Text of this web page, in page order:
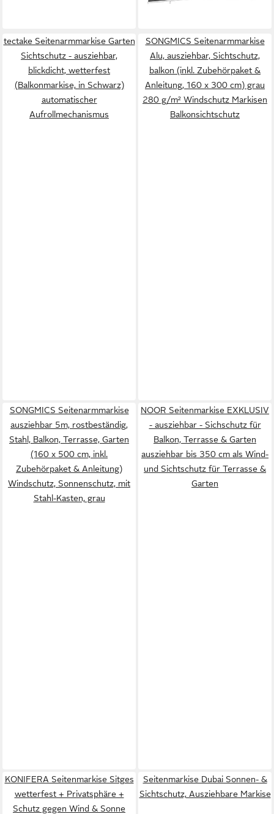
tectake Seitenarmmarkise Garten
Sichtschutz - ausziehbar,
blickdicht, wetterfest
(Balkonmarkise, in Schwarz)
automatischer
Aufrollmechanismus
SONGMICS Seitenarmmarkise
Alu, ausziehbar, Sichtschutz,
balkon (inkl. Zubehörpaket &
Anleitung, 160 x 300 cm) grau
280 g/m² Windschutz Markisen
Balkonsichtschutz
SONGMICS Seitenarmmarkise
ausziehbar 5m, rostbeständig,
Stahl, Balkon, Terrasse, Garten
(160 x 500 cm, inkl.
Zubehörpaket & Anleitung)
Windschutz, Sonnenschutz, mit
Stahl-Kasten, grau
NOOR Seitenmarkise EXKLUSIV
- ausziehbar - Sichschutz für
Balkon, Terrasse & Garten
ausziehbar bis 350 cm als Wind-
und Sichtschutz für Terrasse &
Garten
KONIFERA Seitenmarkise Sitges
wetterfest + Privatsphäre +
Schutz gegen Wind & Sonne
Seitenmarkise Dubai Sonnen- &
Sichtschutz, Ausziehbare Markise